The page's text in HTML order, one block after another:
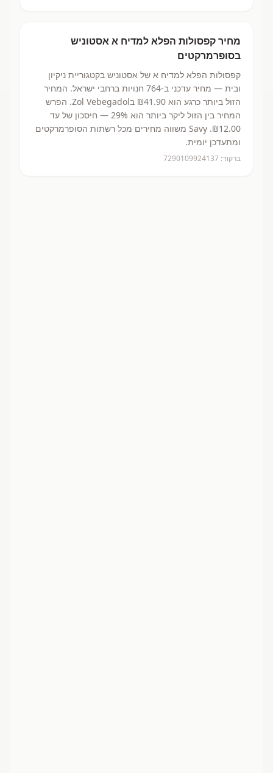
מחיר קפסולות הפלא למדיח א אסטוניש
בסופרמרקטים
קפסולות הפלא למדיח א של אסטוניש בקטגוריית ניקיון
ובית — מחיר עדכני ב-764 חנויות ברחבי ישראל. המחיר
הזול ביותר כרגע הוא ₪41.90
בZol Vebegadol.
הפרש
המחיר בין הזול ליקר ביותר הוא 29% — חיסכון של עד
₪12.00.
Savy משווה מחירים מכל רשתות הסופרמרקטים
ומתעדכן יומית.
ברקוד: 7290109924137